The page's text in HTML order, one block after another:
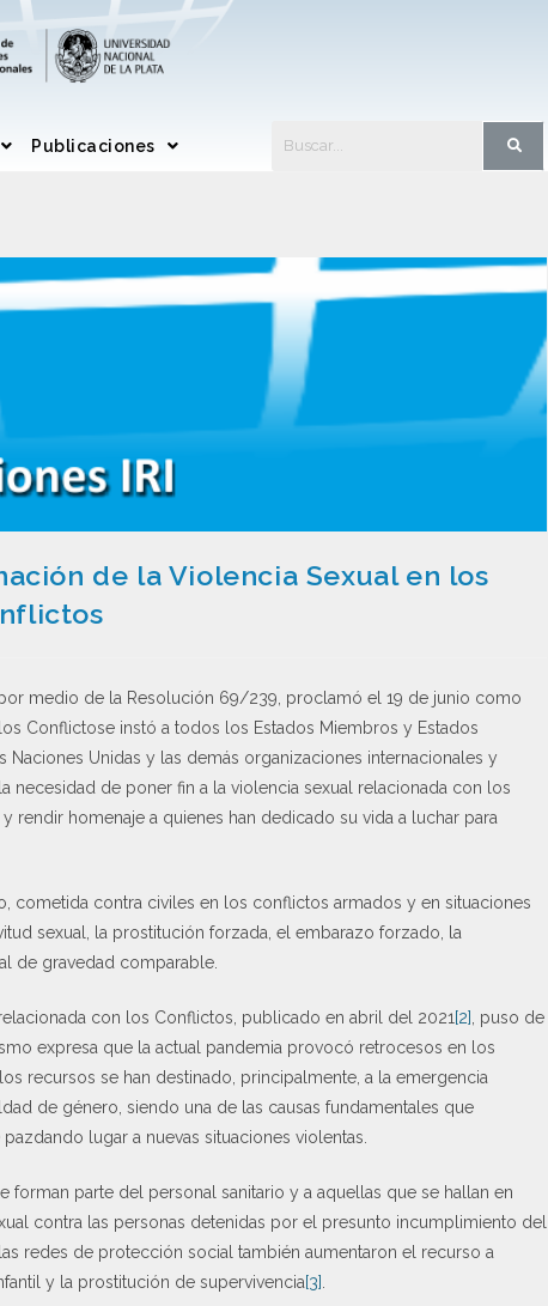
Publicaciones
de la Violencia Sexual en los
medio de la Resolución 69/239, proclamó el 19 de junio como
Conflictose instó a todos los Estados Miembros y Estados
Unidas y las demás organizaciones internacionales y
de poner fin a la violencia sexual relacionada con los
rendir homenaje a quienes han dedicado su vida a luchar para
cometida contra civiles en los conflictos armados y en situaciones
sexual, la prostitución forzada, el embarazo forzado, la
de gravedad comparable.
con los Conflictos, publicado en abril del 2021[2], puso de
expresa que la actual pandemia provocó retrocesos en los
recursos se han destinado, principalmente, a la emergencia
de género, siendo una de las causas fundamentales que
lugar a nuevas situaciones violentas.
parte del personal sanitario y a aquellas que se hallan en
contra las personas detenidas por el presunto incumplimiento del
redes de protección social también aumentaron el recurso a
y la prostitución de supervivencia[3].